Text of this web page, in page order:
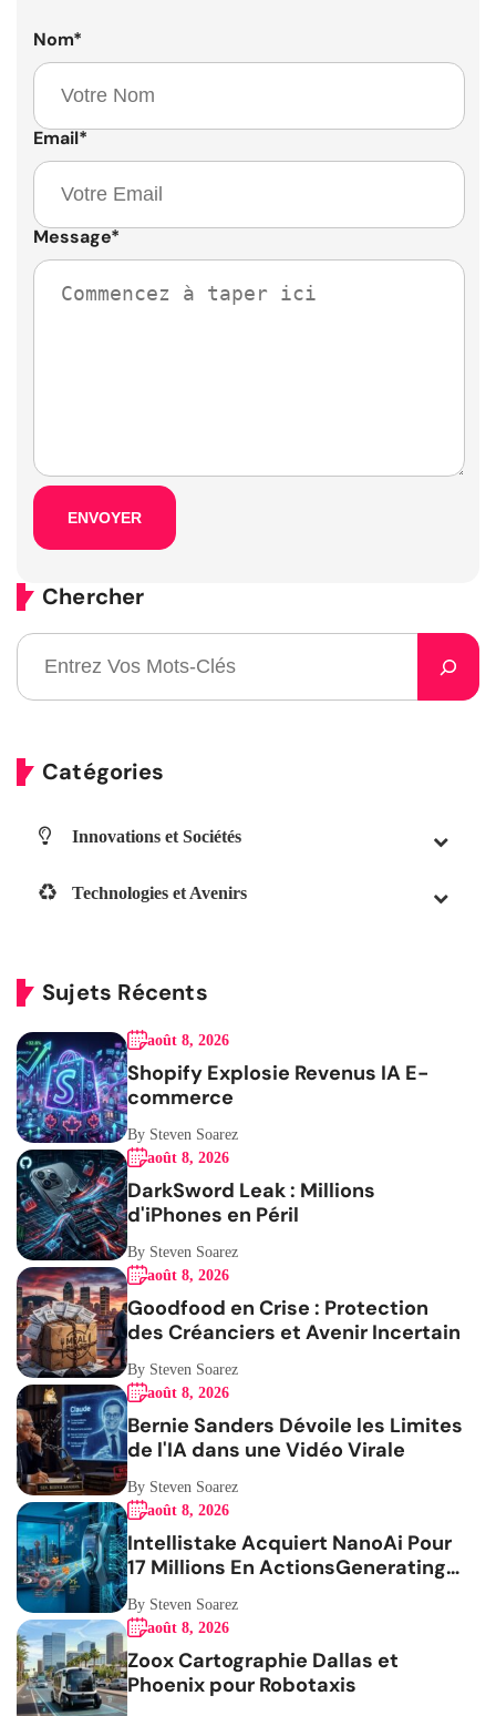
Nom*
Email*
Message*
Chercher
Catégories
Innovations et Sociétés
Technologies et Avenirs
Sujets Récents
août 8, 2026
Shopify Explosie Revenus IA E-
commerce
By Steven Soarez
août 8, 2026
DarkSword Leak : Millions
d'iPhones en Péril
By Steven Soarez
août 8, 2026
Goodfood en Crise : Protection
des Créanciers et Avenir Incertain
By Steven Soarez
août 8, 2026
Bernie Sanders Dévoile les Limites
de l'IA dans une Vidéo Virale
By Steven Soarez
août 8, 2026
Intellistake Acquiert NanoAi Pour
17 Millions En ActionsGenerating
the French blog article
By Steven Soarez
août 8, 2026
Zoox Cartographie Dallas et
Phoenix pour Robotaxis